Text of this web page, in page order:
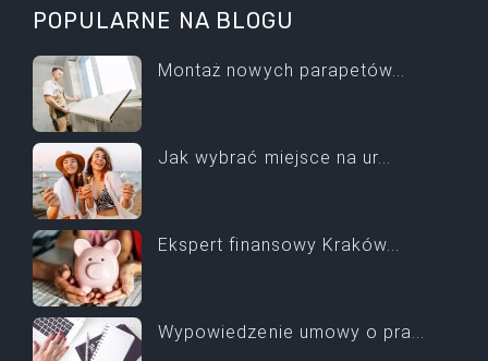
POPULARNE NA BLOGU
Montaż nowych parapetów...
Jak wybrać miejsce na ur...
Ekspert finansowy Kraków...
Wypowiedzenie umowy o pra...